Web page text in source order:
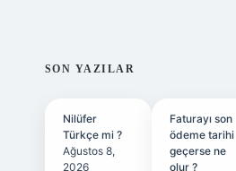
SIDEBAR
SON YAZILAR
Nilüfer
Türkçe mi ?
Ağustos 8,
2026
Faturayı son
ödeme tarihi
geçerse ne
olur ?